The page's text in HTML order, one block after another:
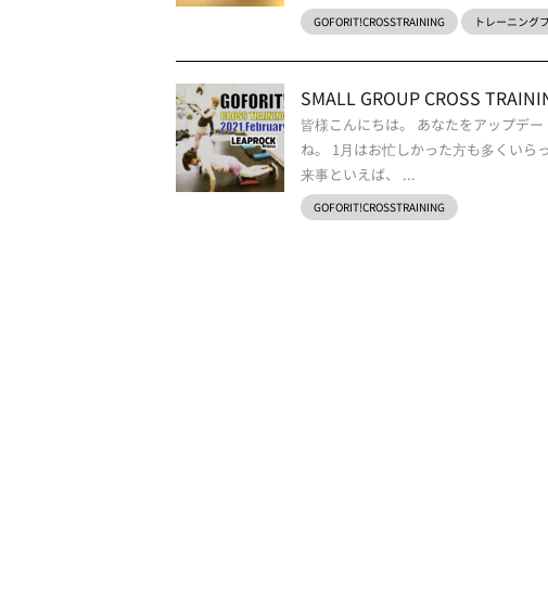
GOFORIT!CROSSTRAINING トレーニング
SMALL GROUP CROSS
皆様こんにちは。 あなたをアップデ
ね。 1月はお忙しかった方も多くいら
来事といえば、 ...
GOFORIT!CROSSTRAINING